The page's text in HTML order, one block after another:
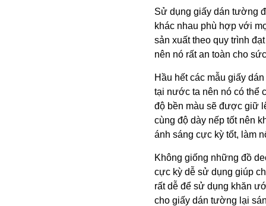
Sử dụng giấy dán tường
khác nhau phù hợp với
sản xuất theo quy trình
nên nó rất an toàn cho
Hầu hết các mẫu giấy
tại nước ta nên nó có thể
độ bền màu sẽ được giữ
cùng độ dày nếp tốt nên
ánh sáng cực kỳ tốt, làm
Không giống những đồ
cực kỳ dễ sử dụng giúp
rất dễ để sử dụng khăn
cho giấy dán tường lại